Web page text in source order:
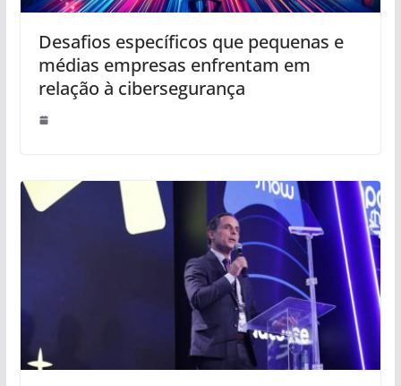
Desafios específicos que pequenas e
médias empresas enfrentam em
relação à cibersegurança